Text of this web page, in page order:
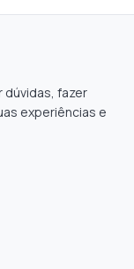
fazer
experiências e